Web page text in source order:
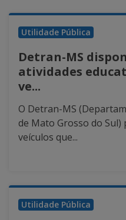
Utilidade Pública
Detran-MS
atividades
ve...
O Detran-MS
de Mato Grosso do
veículos que...
Utilidade Pública